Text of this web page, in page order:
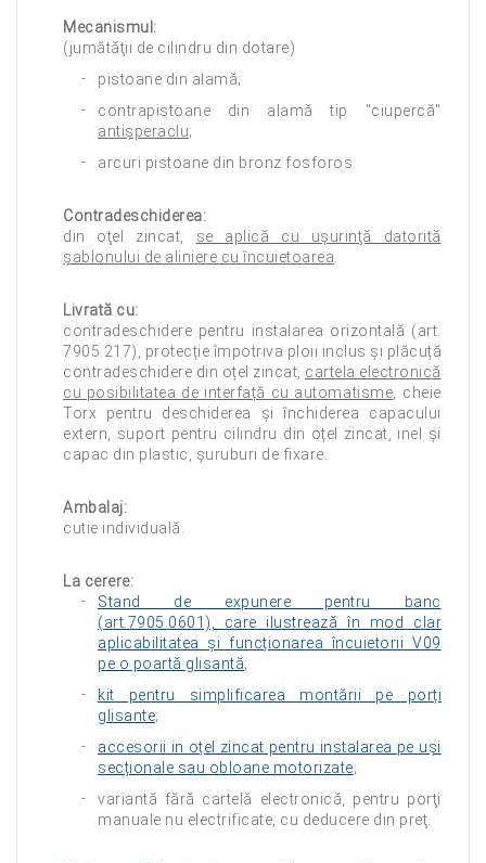
Mecanismul:
(jumătăţii de cilindru din dotare)
pistoane din alamă;
contrapistoane din alamă tip "ciupercă"
antişperaclu;
arcuri pistoane din bronz fosforos.
Contradeschiderea:
din oţel zincat, se aplică cu uşurinţă datorită
şablonului de aliniere cu încuietoarea
Livrată cu:
contradeschidere pentru instalarea orizontală (art.
7905.217), protecție împotriva ploii inclus și plăcuță
contradeschidere din oțel zincat, cartela electronică
cu posibilitatea de interfață cu automatisme , cheie
Torx pentru deschiderea și închiderea capacului
extern, suport pentru cilindru din oțel zincat, inel și
capac din plastic, șuruburi de fixare.
Ambalaj:
cutie individuală.
La cerere:
Stand de expunere pentru banc
(art.7905.0601), care ilustrează în mod clar
aplicabilitatea și funcționarea încuietorii V09
pe o poartă glisantă;
kit pentru simplificarea montării pe porți
glisante;
accesorii in oțel zincat pentru instalarea pe uși
secționale sau obloane motorizate;
variantă fără cartelă electronică, pentru porţi
manuale nu electrificate, cu deducere din preţ.